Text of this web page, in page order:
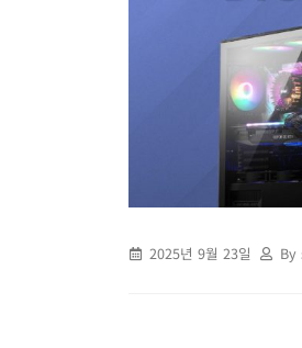
2025년 9월 23일 By